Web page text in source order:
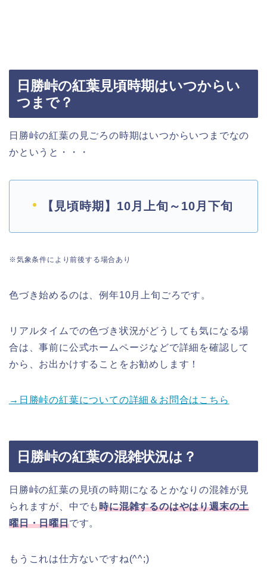
日勝峠の紅葉見頃時期はいつからい
つまで？
日勝峠の紅葉の見ごろの時期はいつからいつまでなの
かというと・・・
【見頃時期】10月上旬～10月下旬
※気象条件により前後する場合あり
色づき始めるのは、例年10月上旬ごろです。
リアルタイムでの色づき状況がどうしても気になる場
合は、事前に公式ホームページなどで詳細を確認して
から、お出かけすることをお勧めします！
→日勝峠の紅葉についての詳細＆お問合はこちら
日勝峠の紅葉の混雑状況は？
日勝峠の紅葉の見頃の時期になるとかなりの混雑が見
られますが、中でも時に混雑するのはやはり週末の土
曜日・日曜日です。
もうこれは仕方ないですね(^^;)